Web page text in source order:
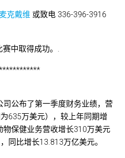
克戴维 或致电 336-396-3916
中取得成功。.
司公布了第一季度财务业绩，营
635万美元），较上年同期增
物保健业务营收增长310万美元
同比增长13.813万亿美元。